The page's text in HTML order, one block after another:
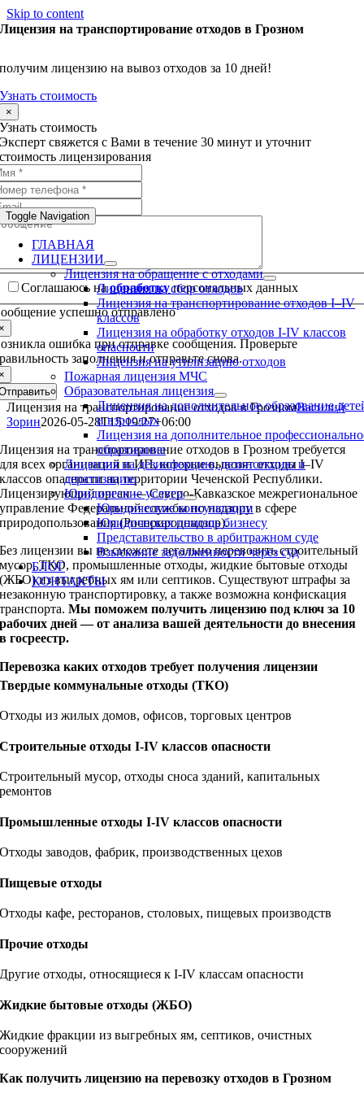
Skip to content
Toggle Navigation
ГЛАВНАЯ
ЛИЦЕНЗИИ
Лицензия на обращение с отходами
Лицензия на сбор отходов
Лицензия на транспортирование отходов I–IV
классов
Лицензия на обработку отходов I-IV классов
опасности
Лицензия на утилизацию отходов
Пожарная лицензия МЧС
Образовательная лицензия
Лицензия на дополнительное образование
и взрослых
Лицензия на дополнительное
образование
Лицензия на дезинфекцию, дезинсекцию и
дератизацию
Юридические услуги
Юридические консультации
Юридическая помощь бизнесу
Представительство в арбитражном суде
Взыскание задолженности через суд
БЛОГ
КОНТАКТЫ
Лицензия на транспортирование отходов в Грозном
получим лицензию на вывоз отходов за 10 дней!
Узнать стоимость
×
Узнать стоимость
Эксперт свяжется с Вами в течение 30 минут и уточнит
стоимость лицензирования
Соглашаюсь наобработкуперсональных данных
успешно отправлено
ошибка при отправке сообщения. Проверьте
заполнения и отправьте снова.
Лицензия на транспортирование отходов в ГрозномВасилий
Зорин2026-05-28T15:19:27+06:00
Лицензия на транспортирование отходов в Грозном требуется
для всех организаций и ИП, которые вывозят отходы I–IV
классов опасности на территории Чеченской Республики.
Лицензирующий орган — Северо-Кавказское межрегиональное
управление Федеральной службы по надзору в сфере
природопользования (Росприроднадзор).
Без лицензии вы не сможете легально перевозить строительный
мусор, ТКО, промышленные отходы, жидкие бытовые отходы
(ЖБО) из выгребных ям или септиков. Существуют штрафы за
незаконную транспортировку, а также возможна конфискация
транспорта.Мы поможем получить лицензию под ключ за 10
рабочих дней — от анализа вашей деятельности до внесения
в госреестр.
Перевозка каких отходов требует получения лицензии
Твердые коммунальные отходы (ТКО)
Отходы из жилых домов, офисов, торговых центров
Строительные отходы I-IV классов опасности
Строительный мусор, отходы сноса зданий, капитальных
ремонтов
Промышленные отходы I-IV классов опасности
Отходы заводов, фабрик, производственных цехов
Пищевые отходы
Отходы кафе, ресторанов, столовых, пищевых производств
Прочие отходы
Другие отходы, относящиеся к I-IV классам опасности
Жидкие бытовые отходы (ЖБО)
Жидкие фракции из выгребных ям, септиков, очистных
сооружений
Как получить лицензию на перевозку отходов в Грозном